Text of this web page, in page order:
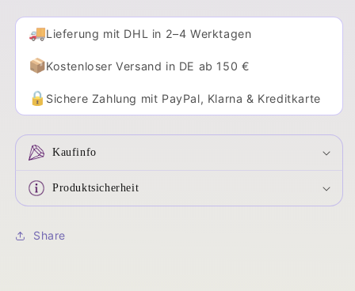
🚚Lieferung mit DHL in 2–4 Werktagen
📦Kostenloser Versand in DE ab 150 €
🔒 Sichere Zahlung mit PayPal, Klarna & Kreditkarte
Kaufinfo
Produktsicherheit
Share